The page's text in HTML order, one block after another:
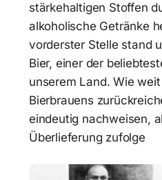
stärkehaltigen Stoffen
alkoholische Getränke
vorderster Stelle stand
Bier, einer der
unserem Land. Wie
Bierbrauens
eindeutig nachweisen,
Überlieferung zufolge